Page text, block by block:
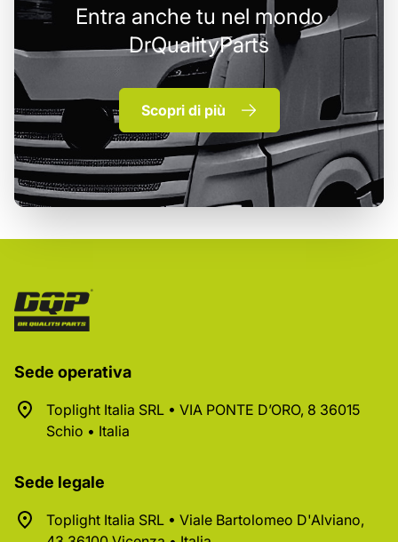
Entra anche tu nel mondo
DrQualityParts
Scopri di più
Sede operativa
Toplight Italia SRL • VIA PONTE D’ORO, 8 36015
Schio • Italia
Sede legale
Toplight Italia SRL • Viale Bartolomeo D'Alviano,